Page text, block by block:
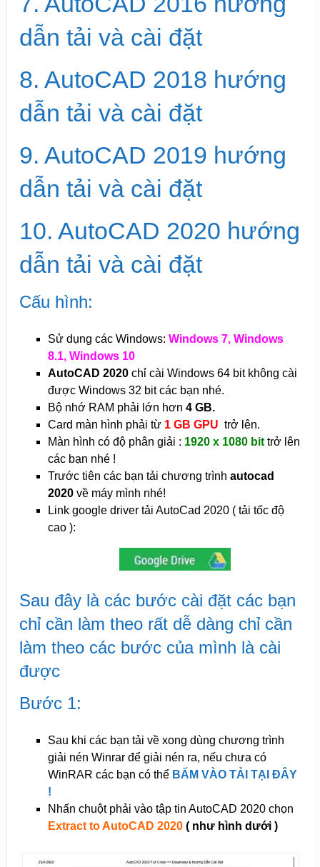
dẫn tải và cài đặt
8. AutoCAD 2018 hướng
dẫn tải và cài đặt
9. AutoCAD 2019 hướng
dẫn tải và cài đặt
10. AutoCAD 2020 hướng
dẫn tải và cài đặt
Cấu hình:
Sử dụng các Windows: Windows 7, Windows
8.1, Windows 10
AutoCAD 2020chỉ cài Windows 64 bit không cài
được Windows 32 bit các bạn nhé.
Bộ nhớ RAM phải lớn hơn 4 GB.
Card màn hình phải từ 1 GB GPU trở lên.
Màn hình có độ phân giải : 1920 x 1080 bittrở lên
các bạn nhé !
Trước tiên các bạn tải chương trình autocad
2020về máy mình nhé!
Link google driver tải AutoCad 2020 ( tải tốc độ
cao ):
Sau đây là các bước cài đặt các bạn
chỉ cần làm theo rất dễ dàng chỉ cần
làm theo các bước của mình là cài
được
Bước 1:
Sau khi các bạn tải về xong dùng chương trình
giải nén Winrar để giải nén ra, nếu chưa có
WinRAR các bạn có thể BẤM VÀO TẢI TẠI ĐÂY
!
Nhấn chuột phải vào tập tin AutoCAD 2020 chọn
Extract to AutoCAD 2020( như hình dưới )